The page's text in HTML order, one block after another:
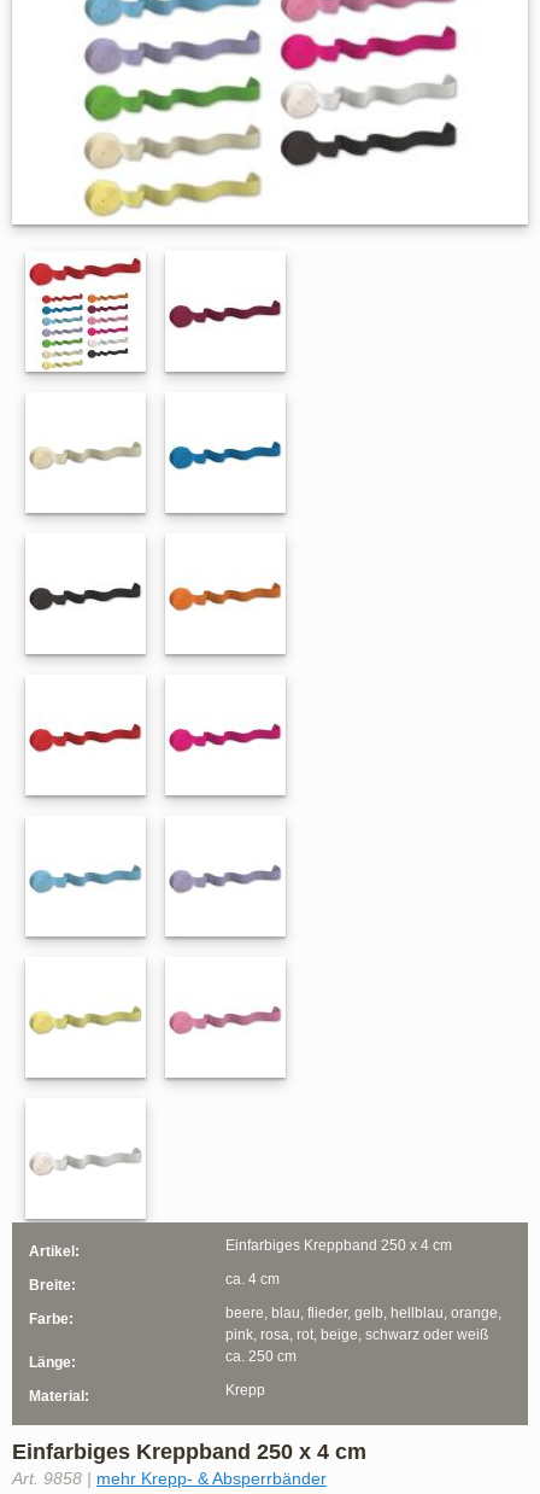
Einfarbiges Kreppband 250 x 4 cm
Art. 9858 | mehr Krepp- & Absperrbänder
Artikel: Einfarbiges Kreppband 250 x 4 cm
Breite: ca. 4 cm
Farbe:
beere, blau, flieder, gelb, hellblau, orange,
pink, rosa, rot, beige, schwarz oder weiß
Länge:
ca. 250 cm
Material: Krepp